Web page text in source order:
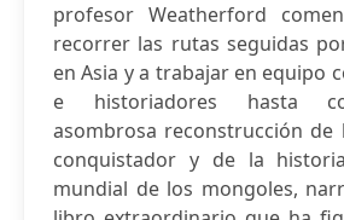
profesor Weatherford
recorrer las rutas seguidas
en Asia y a trabajar en equipo
e historiadores hasta
asombrosa reconstrucción de
conquistador y de la
mundial de los mongoles,